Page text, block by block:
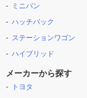
ミニバン
ハッチバック
ステーションワゴン
ハイブリッド
メーカーから探す
トヨタ